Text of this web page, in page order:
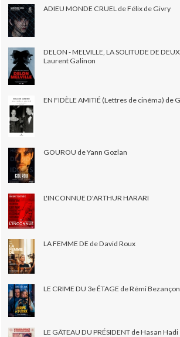
ADIEU MONDE CRUEL de Félix de Givry
DELON - MELVILLE, LA SOLITUDE DE
Laurent Galinon
EN FIDÈLE AMITIÉ (Lettres de cinéma) de
GOUROU de Yann Gozlan
L'INCONNUE D'ARTHUR HARARI
LA FEMME DE de David Roux
LE CRIME DU 3e ÉTAGE de Rémi Bezançon
LE GÂTEAU DU PRÉSIDENT de Hasan Hadi